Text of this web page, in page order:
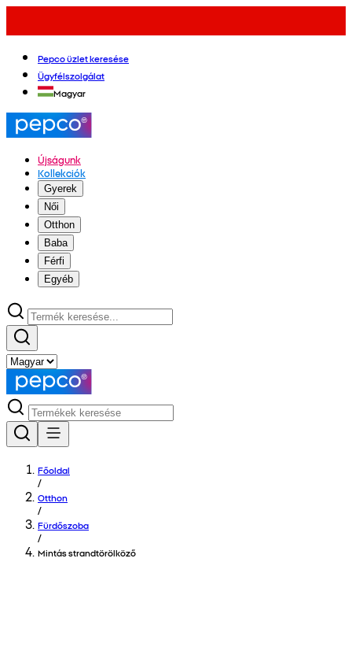
Pepco üzlet keresése
Ügyfélszolgálat
Magyar
Újságunk
Kollekciók
Gyerek
Női
Otthon
Baba
Férfi
Egyéb
Főoldal
/
Otthon
/
Fürdőszoba
/
Mintás strandtörölköző